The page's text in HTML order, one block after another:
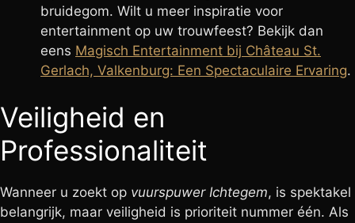
bruidegom. Wilt u meer inspiratie voor
entertainment op uw trouwfeest? Bekijk dan
eens Magisch Entertainment bij Château St.
Gerlach, Valkenburg: Een Spectaculaire Ervaring.
Veiligheid en
Professionaliteit
Wanneer u zoekt op vuurspuwer Ichtegem, is spektakel
belangrijk, maar veiligheid is prioriteit nummer één. Als